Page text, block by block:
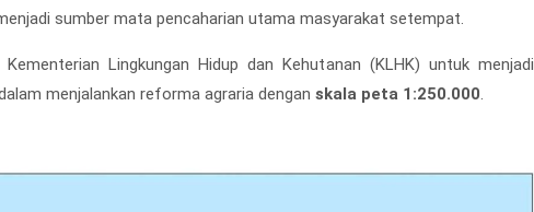
sumber mata pencaharian utama masyarakat setempat.
Lingkungan Hidup dan Kehutanan (KLHK) untuk menjadi
menjalankan reforma agraria dengan skala peta 1:250.000.